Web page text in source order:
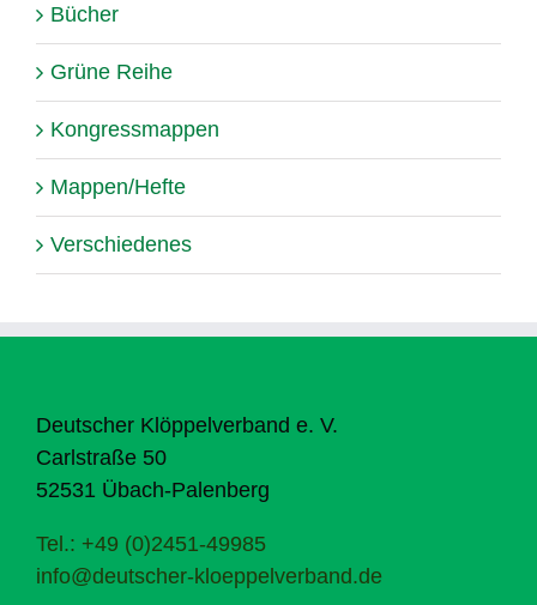
Bücher
Grüne Reihe
Kongressmappen
Mappen/Hefte
Verschiedenes
Deutscher Klöppelverband e. V.
Carlstraße 50
52531 Übach-Palenberg
Tel.: +49 (0)2451-49985
info@deutscher-kloeppelverband.de